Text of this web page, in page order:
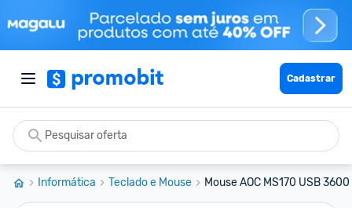
Cadastrar
Informática Teclado e Mouse Mouse AOC MS170 USB